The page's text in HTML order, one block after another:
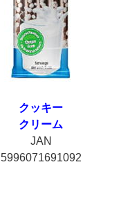
クッキー
クリーム
JAN
5996071691092